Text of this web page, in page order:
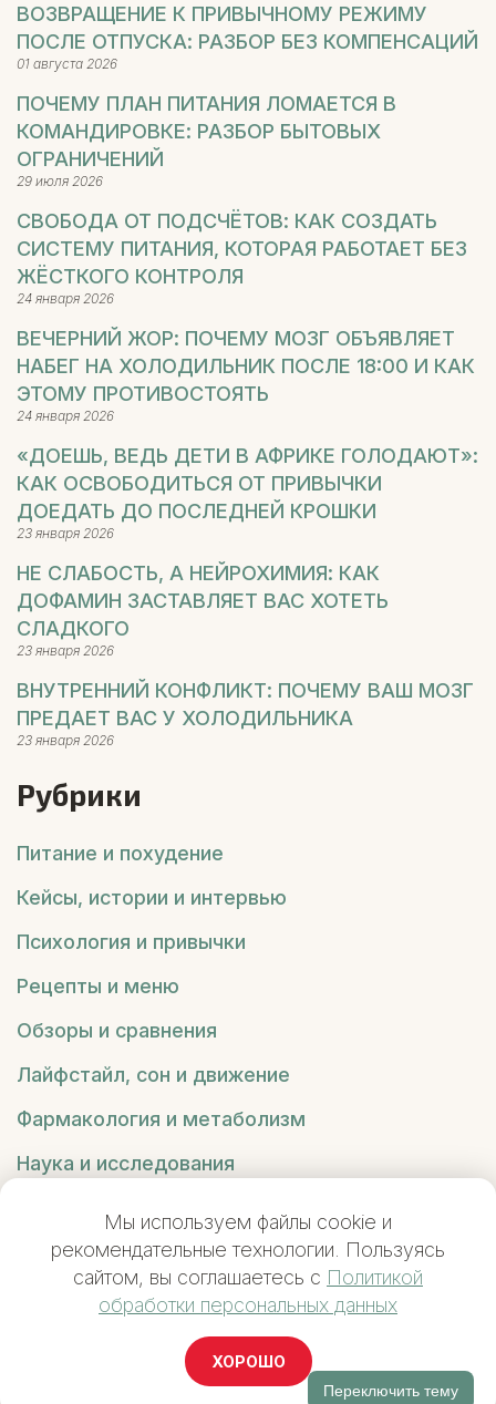
ВОЗВРАЩЕНИЕ К ПРИВЫЧНОМУ РЕЖИМУ
ПОСЛЕ ОТПУСКА: РАЗБОР БЕЗ КОМПЕНСАЦИЙ
01 августа 2026
ПОЧЕМУ ПЛАН ПИТАНИЯ ЛОМАЕТСЯ В
КОМАНДИРОВКЕ: РАЗБОР БЫТОВЫХ
ОГРАНИЧЕНИЙ
29 июля 2026
СВОБОДА ОТ ПОДСЧЁТОВ: КАК СОЗДАТЬ
СИСТЕМУ ПИТАНИЯ, КОТОРАЯ РАБОТАЕТ БЕЗ
ЖЁСТКОГО КОНТРОЛЯ
24 января 2026
ВЕЧЕРНИЙ ЖОР: ПОЧЕМУ МОЗГ ОБЪЯВЛЯЕТ
НАБЕГ НА ХОЛОДИЛЬНИК ПОСЛЕ 18:00 И КАК
ЭТОМУ ПРОТИВОСТОЯТЬ
24 января 2026
«ДОЕШЬ, ВЕДЬ ДЕТИ В АФРИКЕ ГОЛОДАЮТ»:
КАК ОСВОБОДИТЬСЯ ОТ ПРИВЫЧКИ
ДОЕДАТЬ ДО ПОСЛЕДНЕЙ КРОШКИ
23 января 2026
НЕ СЛАБОСТЬ, А НЕЙРОХИМИЯ: КАК
ДОФАМИН ЗАСТАВЛЯЕТ ВАС ХОТЕТЬ
СЛАДКОГО
23 января 2026
ВНУТРЕННИЙ КОНФЛИКТ: ПОЧЕМУ ВАШ МОЗГ
ПРЕДАЕТ ВАС У ХОЛОДИЛЬНИКА
23 января 2026
Рубрики
Питание и похудение
Кейсы, истории и интервью
Психология и привычки
Рецепты и меню
Обзоры и сравнения
Лайфстайл, сон и движение
Фармакология и метаболизм
Наука и исследования
YUMAYA
© 2026
Пользовательское соглашение
Переключить тему
Мы используем файлы cookie и
рекомендательные технологии. Пользуясь
сайтом, вы соглашаетесь с Политикой
обработки персональных данных
ХОРОШО